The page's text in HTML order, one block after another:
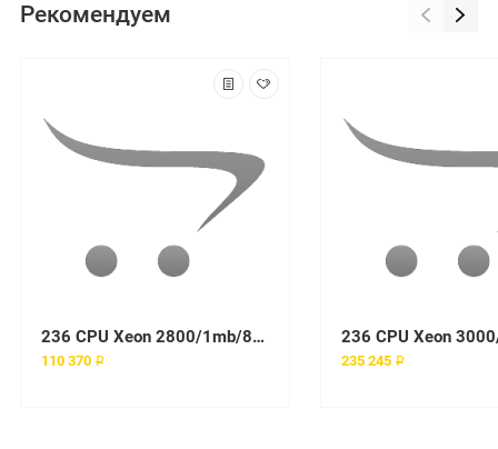
Рекомендуем
236 CPU Xeon 2800/1mb/800 EMT64, RAM 512Mb PC2-3200 ECC DDR2 SDRAM RDIMM, Int. Dual Channel SCSI Controller, Int. Dual Gigabit Ethernet 10/100/1000Мб/с, 670W hot Swap, tower
110 370 ₽ 235 245 ₽